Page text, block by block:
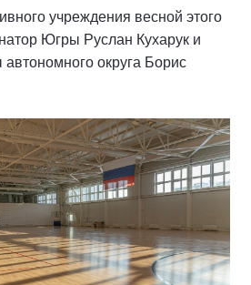
учреждения весной этого
Югры Руслан Кухарук и
округа Борис